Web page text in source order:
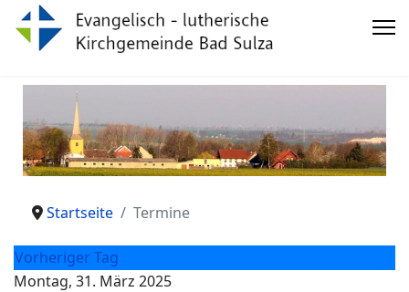
Startseite Termine
Vorheriger Tag
Montag, 31. März 2025